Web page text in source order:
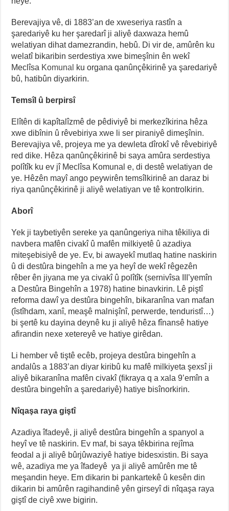
Berevajiya vê, di 1883’an de xweseriya rastîn a
şaredariyê ku her şaredarî ji aliyê daxwaza hemû
welatiyan dihat damezrandin, hebû. Di vir de, amûrên ku
welatî bikaribin serdestiya xwe bimeşînin ên wekî
Meclîsa Komunal
ku organa qanûnçêkirinê ya şaredariyê
bû, hatibûn diyarkirin.
Temsîl û berpirsî
Elîtên di kapîtalîzmê de pêdiviyê bi merkezîkirina hêza
xwe dibînin û rêvebiriya xwe li ser piraniyê dimeşînin.
Berevajiya vê, projeya me ya dewleta dîrokî vê rêvebiriyê
red dike. Hêza qanûnçêkirinê bi saya amûra serdestiya
polîtîk ku ev jî Meclîsa Komunal e, di destê welatiyan de
ye. Hêzên mayî ango peywirên temsîlkirinê an daraz bi
riya qanûnçêkirinê ji aliyê welatiyan ve tê kontrolkirin.
Aborî
Yek ji taybetiyên sereke ya qanûngeriya niha têkiliya di
navbera mafên civakî û mafên milkiyetê û azadiya
miteşebisiyê de ye. Ev, bi awayekî mutlaq hatine naskirin
û di destûra bingehîn a me ya heyî de wekî rêgezên
rêber ên jiyana me ya civakî û polîtîk (sernivîsa III’yemîn
a Destûra Bingehîn a 1978) hatine binavkirin. Lê piştî
reforma dawî ya destûra bingehîn, bikaranîna van mafan
(îstîhdam, xanî, meaşê malnişînî, perwerde, tenduristî…)
bi şertê ku dayina deynê ku ji aliyê hêza fînansê hatiye
afirandin nexe xetereyê ve hatiye girêdan.
Li hember vê tiştê ecêb, projeya destûra bingehîn a
andalûs a 1883’an diyar kiribû ku mafê milkiyeta şexsî ji
aliyê bikaranîna mafên civakî (fikraya q a xala 9’emîn a
destûra bingehîn a şaredariyê) hatiye bisînorkirin.
Nîqaşa raya giştî
Azadiya îfadeyê, ji aliyê destûra bingehîn a spanyol a
heyî ve tê naskirin. Ev maf, bi saya têkbirina rejîma
feodal a ji aliyê bûrjûwaziyê hatiye bidesxistin. Bi saya
wê, azadiya me ya îfadeyê ya ji aliyê amûrên me tê
meşandin heye. Em dikarin bi pankartekê û kesên din
dikarin bi amûrên ragihandinê yên girseyî di nîqaşa raya
giştî de ciyê xwe bigirin.